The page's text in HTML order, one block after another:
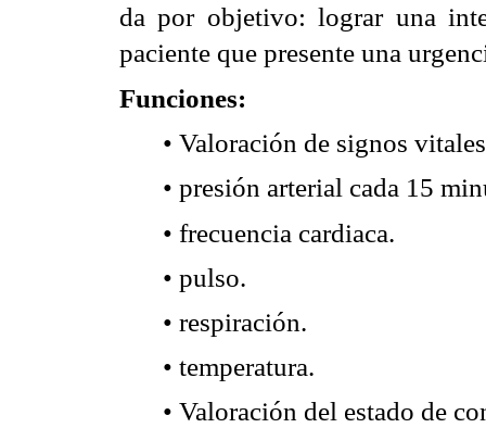
da por objetivo: lograr una
paciente que presente una
Funciones:
• Valoración de signos
• presión arterial cada 15
• frecuencia cardiaca.
• pulso.
• respiración.
• temperatura.
• Valoración del estado de